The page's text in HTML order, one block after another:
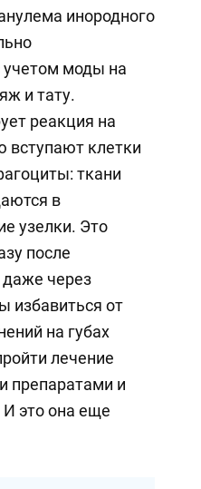
инородного
учетом моды на
и тату.
реакция на
вступают клетки
ткани
в
узелки. Это
после
через
избавиться от
на губах
лечение
препаратами и
И это она еще